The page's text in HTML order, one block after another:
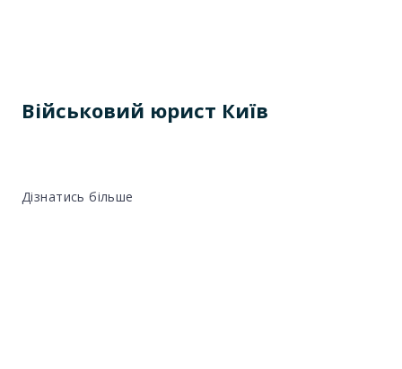
Військовий юрист Київ
Дізнатись більше